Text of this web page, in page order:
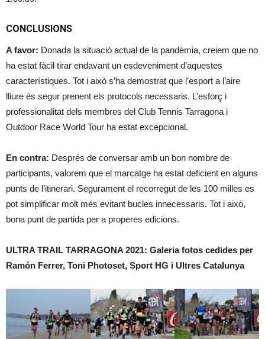
CONCLUSIONS
A favor: Donada la situació actual de la pandèmia, creiem que no
ha estat fàcil tirar endavant un esdeveniment d’aquestes
característiques. Tot i això s’ha demostrat que l’esport a l’aire
lliure és segur prenent els protocols necessaris. L’esforç i
professionalitat dels membres del Club Tennis Tarragona i
Outdoor Race World Tour ha estat excepcional.
En contra: Després de conversar amb un bon nombre de
participants, valorem que el marcatge ha estat deficient en alguns
punts de l’itinerari. Segurament el recorregut de les 100 milles es
pot simplificar molt més evitant bucles innecessaris. Tot i això,
bona punt de partida per a properes edicions.
ULTRA TRAIL TARRAGONA 2021: Galeria fotos cedides per
Ramón Ferrer, Toni Photoset, Sport HG i Ultres Catalunya